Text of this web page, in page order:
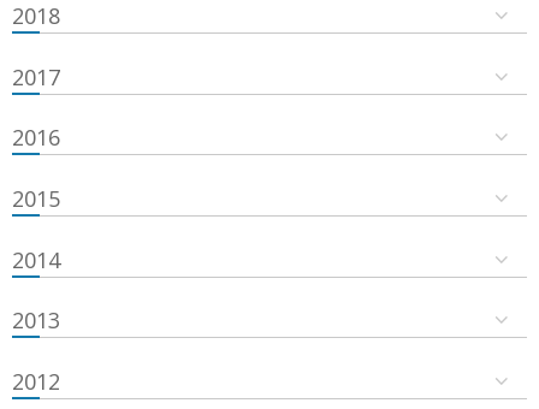
2018
2017
2016
2015
2014
2013
2012